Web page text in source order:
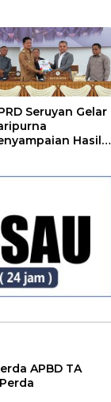
Seruyan Gelar
Hasil
APBD TA